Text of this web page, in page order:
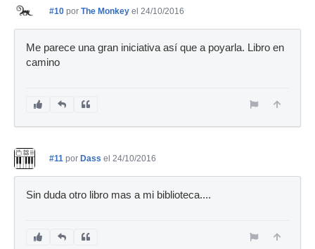
#10 por The Monkey el 24/10/2016
Me parece una gran iniciativa así que a poyarla. Libro en
camino
#11 por Dass el 24/10/2016
Sin duda otro libro mas a mi biblioteca....